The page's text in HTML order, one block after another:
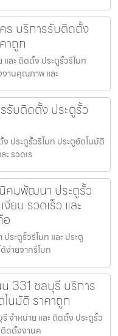
ร บริการรับติดตั้ง
าถูก
ละ ติดตั้ง ประตูรั้วรีโมท
านคุณภาพ และ
รับติดตั้ง ประตูรั้ว
ประตูรั้วรีโมท ประตูอัตโนมัติ
รวดเร
คมพัฒนา ประตูรั้ว
ยบ รวดเร็ว และ
ะตูรั้วรีโมท และ ประตู
ง่ายจากรีโมท
331 ชลบุรี บริการ
นมัติ ราคาถูก
จำหน่าย และ ติดตั้ง ประตูรั้ว
ดตั้งงานค